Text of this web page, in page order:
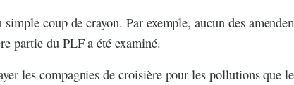
coup de crayon. Par exemple, aucun des
partie du PLF a été examiné.
les compagnies de croisière pour les pollutions que